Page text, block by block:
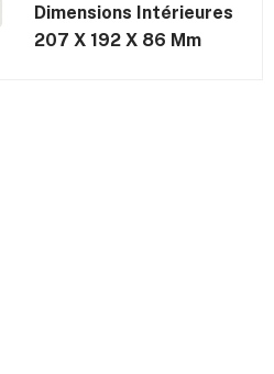
Dimensions Intérieures
207 X 192 X 86 Mm